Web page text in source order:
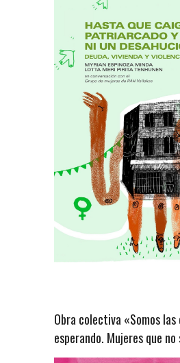
Obra colectiva «Somos
esperando. Mujeres que